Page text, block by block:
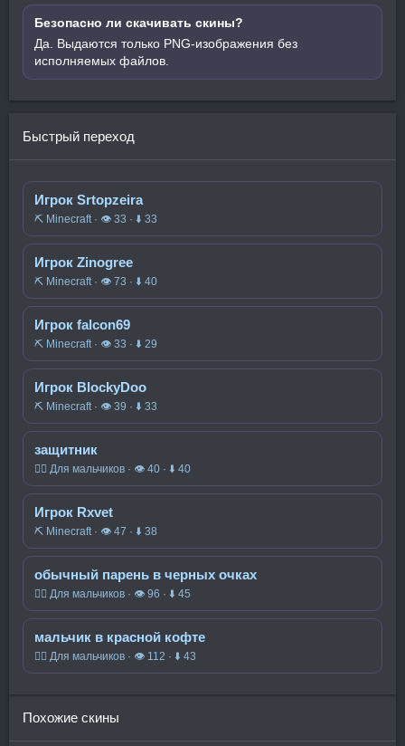
Безопасно ли скачивать скины?
Да. Выдаются только PNG-изображения без
исполняемых файлов.
Быстрый переход
Игрок Srtopzeira
⛏️ Minecraft · 👁 33 · ⬇ 33
Игрок Zinogree
⛏️ Minecraft · 👁 73 · ⬇ 40
Игрок falcon69
⛏️ Minecraft · 👁 33 · ⬇ 29
Игрок BlockyDoo
⛏️ Minecraft · 👁 39 · ⬇ 33
защитник
🧍‍♂️ Для мальчиков · 👁 40 · ⬇ 40
Игрок Rxvet
⛏️ Minecraft · 👁 47 · ⬇ 38
обычный парень в черных очках
🧍‍♂️ Для мальчиков · 👁 96 · ⬇ 45
мальчик в красной кофте
🧍‍♂️ Для мальчиков · 👁 112 · ⬇ 43
Похожие скины